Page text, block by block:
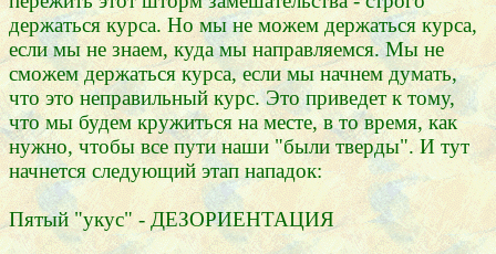
держаться курса. Но мы не можем держаться курса,
если мы не знаем, куда мы направляемся. Мы не
сможем держаться курса, если мы начнем думать,
что это неправильный курс. Это приведет к тому,
что мы будем кружиться на месте, в то время, как
нужно, чтобы все пути наши "были тверды". И тут
начнется следующий этап нападок:
Пятый "укус" - ДЕЗОРИЕНТАЦИЯ